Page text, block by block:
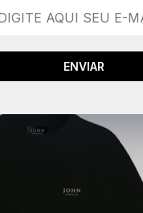
VIU TAMBÉM
ENVIAR